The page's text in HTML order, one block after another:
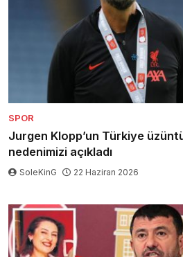
SPOR
Jurgen Klopp’un Türkiye
nedenimizi açıkladı
SoleKinG 22 Haziran 2026